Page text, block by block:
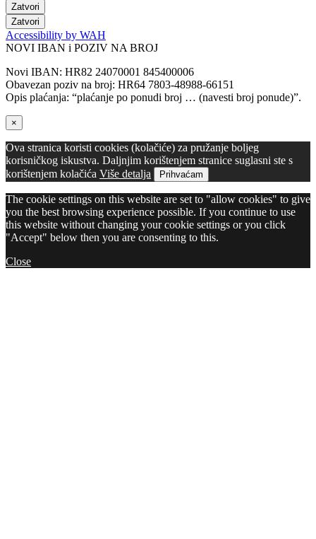
Zatvori
Zatvori
Accessibility by WAH
NOVI IBAN i POZIV NA BROJ
Novi IBAN: HR82 24070001 845400006
Obavezan poziv na broj: HR64 7803-48988-66151
Opis plaćanja: “plaćanje po ponudi broj … (navesti broj ponude)”.
×
Ova stranica koristi cookies (kolačiće) za pružanje boljeg
korisničkog iskustva. Daljnjim korištenjem stranice suglasni ste s
korištenjem kolačića Više detalja Prihvaćam
The cookie settings on this website are set to "allow cookies" to give
you the best browsing experience possible. If you continue to use
this website without changing your cookie settings or you click
"Accept" below then you are consenting to this.
Close